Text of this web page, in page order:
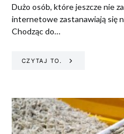
Dużo osób, które jeszcze nie
internetowe zastanawiają się
Chodząc do…
CZYTAJ TO.